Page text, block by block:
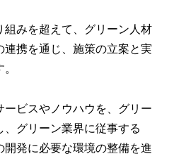
みを超えて、グリーン人材
連携を通じ、施策の立案と実
ビスやノウハウを、グリー
グリーン業界に従事する
開発に必要な環境の整備を進